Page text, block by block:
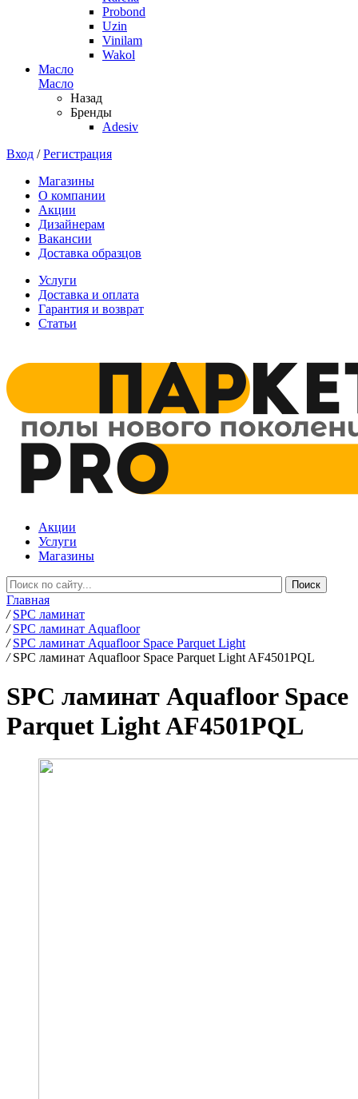
Probond
Uzin
Vinilam
Wakol
Масло
Масло
Назад
Бренды
Adesiv
Вход /Регистрация
Магазины
О компании
Акции
Дизайнерам
Вакансии
Доставка образцов
Услуги
Доставка и оплата
Гарантия и возврат
Статьи
Акции
Услуги
Магазины
Главная
/ SPC ламинат
/ SPC ламинат Aquafloor
/ SPC ламинат Aquafloor Space Parquet Light
/ SPC ламинат Aquafloor Space Parquet Light AF4501PQL
SPC ламинат Aquafloor Space
Parquet Light AF4501PQL